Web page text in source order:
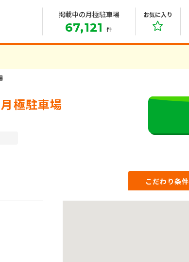
掲載中の月極駐車場
67,121 件
お気に入り
極駐車場
こだわり条件